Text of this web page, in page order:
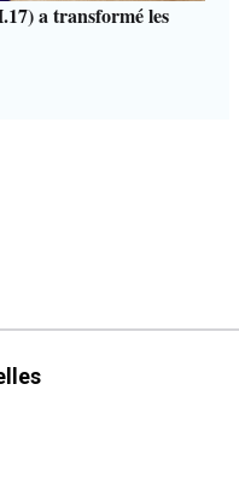
a transformé les